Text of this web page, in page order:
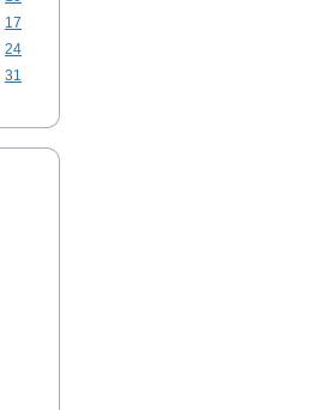
17
24
31